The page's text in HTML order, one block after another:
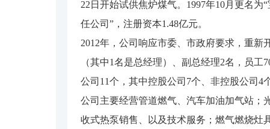
22日开始试供焦炉煤气。1997年10月更名为
任公司”，注册资本1.48亿元。
2012年，公司响应市委、市政府要求，重
（其中1名是总经理）、副总经理2名，员
公司11个，其中控股公司7个、非控股公司4个
公司主要经营管道燃气、汽车加油加气站；
收式热泵销售、以及技术服务；燃气燃烧灶